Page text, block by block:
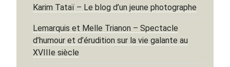
Karim Tataï – Le blog d’un jeune photographe
Lemarquis et Melle Trianon – Spectacle
d’humour et d’érudition sur la vie galante au
XVIIIe siècle